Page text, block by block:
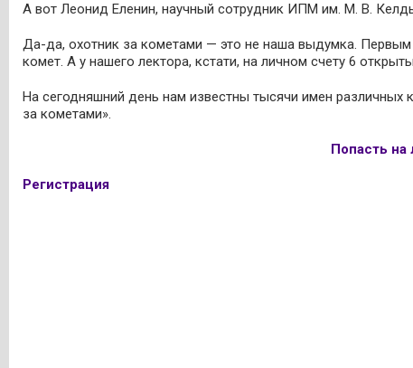
А вот Леонид Еленин, научный сотрудник ИПМ им. М. В.
Да-да, охотник за кометами — это не наша выдумка.
комет. А у нашего лектора, кстати, на личном счету 6
На сегодняшний день нам известны тысячи имен различных
за кометами».
Попасть
Регистрация